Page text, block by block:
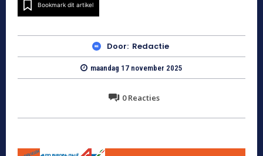
Bookmark dit artikel
Door: Redactie
maandag 17 november 2025
0Reacties